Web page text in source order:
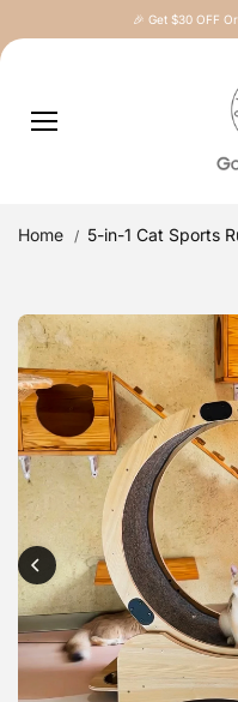
🎉 Get $30 OFF
Home 5-in-1 Cat Sports